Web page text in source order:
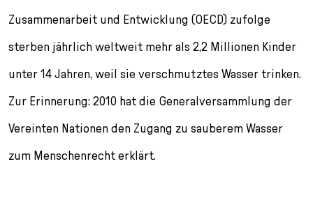
Zusammenarbeit und Entwicklung (OECD) zufolge
sterben jährlich weltweit mehr als 2,2 Millionen Kinder
unter 14 Jahren, weil sie verschmutztes Wasser trinken.
Zur Erinnerung: 2010 hat die Generalversammlung der
Vereinten Nationen den Zugang zu sauberem Wasser
zum Menschenrecht erklärt.